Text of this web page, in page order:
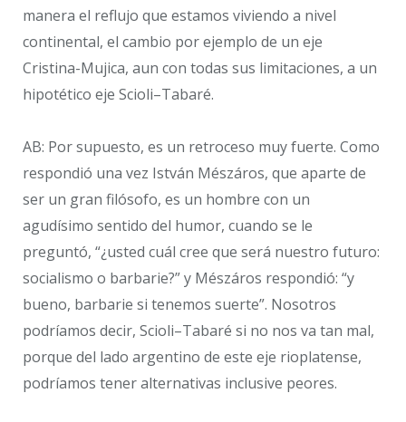
manera el reflujo que estamos viviendo a nivel
continental, el cambio por ejemplo de un eje
Cristina-Mujica, aun con todas sus limitaciones, a un
hipotético eje Scioli–Tabaré.
AB: Por supuesto, es un retroceso muy fuerte. Como
respondió una vez István Mészáros, que aparte de
ser un gran filósofo, es un hombre con un
agudísimo sentido del humor, cuando se le
preguntó, “¿usted cuál cree que será nuestro futuro:
socialismo o barbarie?” y Mészáros respondió: “y
bueno, barbarie si tenemos suerte”. Nosotros
podríamos decir, Scioli–Tabaré si no nos va tan mal,
porque del lado argentino de este eje rioplatense,
podríamos tener alternativas inclusive peores.